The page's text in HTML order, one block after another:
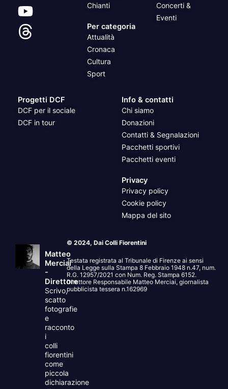
Chianti
Per categoria
Attualità
Cronaca
Cultura
Sport
Concerti &
Eventi
Progetti DCF
DCF per il sociale
DCF in tour
Info & contatti
Chi siamo
Donazioni
Contatti & Segnalazioni
Pacchetti sportivi
Pacchetti eventi
Privacy
Privacy policy
Cookie policy
Mappa del sito
Matteo
Merciai
-
Direttore
Scrivo,
scatto
fotografie
e
racconto
i
colli
fiorentini
come
piccola
dichiarazione
© 2024, Dai Colli Fiorentini
Testata registrata al Tribunale di Firenze ai sensi
della Legge sulla Stampa 8 Febbraio 1948 n.47, num.
R.G. 12957/2021 con Num. Reg. Stampa 6152.
Direttore Responsabile Matteo Merciai, giornalista
pubblicista tessera n.162969